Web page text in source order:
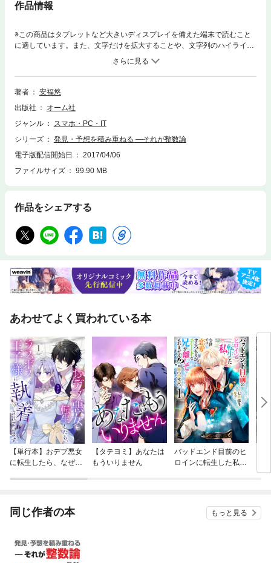
作品情報
※この商品はタブレットなど大きいディスプレイを備えた端末で読むこと
に適しています。また、文字だけを拡大することや、文字列のハイライ
ト、検索、辞書の参照、引用などの機能が使用できません。一番やさしい
整数論―暗号理論・フェルマーの定理・abc予想まで学べる、数論の集大
成 整数論（数論とも呼ばれる、number theory）とは数、特に整数お
よびそれから派生する数の体系（代数体、局所体など）の性質について研
は「読み物」ではなく、かつ単に問題を解く教科書でもない、考え方に重
きを置いた本を目指します。本書の大きな魅力は、数学の専門書以外では
わかってもらうよう、イラストを入れ、詳細な説明を行います。数論は決
して易しい学問ではなく、特に「abc予想」等は難問として超有名ですが
これをゴールとすることで、明確な目標を提示できる書籍となります。
著者
安福悠
出版社
オーム社
ジャンル
スマホ・PC・IT
シリーズ
発見・予想を積み重ねる ―それが整数論
電子版配信開始日
2017/04/06
ファイルサイズ
99.90 MB
作品をシェアする
あわせてよく買われている本
【単行本】おデブ悪女
に転生したら、なぜか
【タテヨミ】あなたは
もういりません
バッドエンド目前のヒ
ロインに転生した私、
同じ作者の本 もっと見る